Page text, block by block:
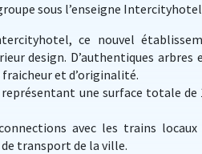
sous l’enseigne
ce nouvel
design. D’authentiques arbres
et d’originalité.
une surface totale de
avec les trains
transport de la ville.